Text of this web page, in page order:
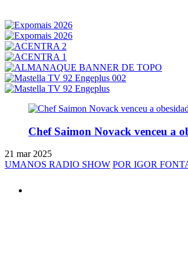
Chef Saimon Novack venceu a
21 mar 2025
UMANOS RADIO SHOW POR IGOR